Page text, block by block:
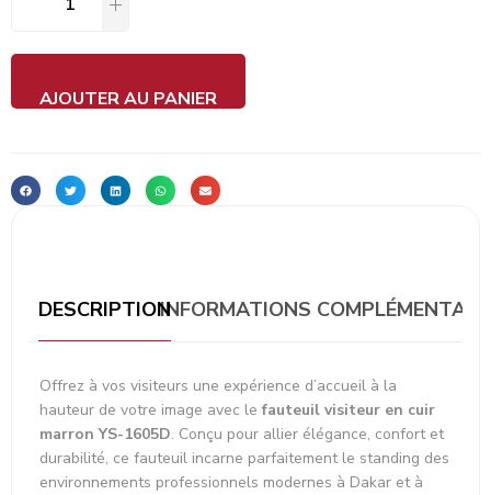
AJOUTER AU PANIER
DESCRIPTIONINFORMATIONS
Offrez à vos visiteurs une expérience d’accueil à la
hauteur de votre image avec lefauteuil visiteur en cuir
marron YS-1605D. Conçu pour allier élégance, confort et
durabilité, ce fauteuil incarne parfaitement le standing des
environnements professionnels modernes à Dakar et à